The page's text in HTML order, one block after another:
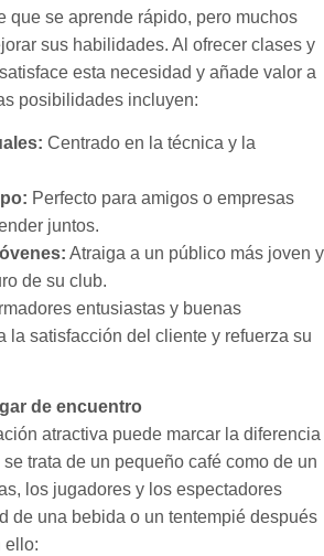
que se aprende rápido, pero muchos
sus habilidades. Al ofrecer clases y
esta necesidad y añade valor a
posibilidades incluyen:
Centrado en la técnica y la
Perfecto para amigos o empresas
juntos.
Atraiga a un público más joven y
de su club.
entusiastas y buenas
la satisfacción del cliente y refuerza su
de encuentro
atractiva puede marcar la diferencia
trata de un pequeño café como de un
los jugadores y los espectadores
de una bebida o un tentempié después
ello: